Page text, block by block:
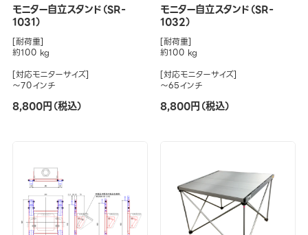
モニター自立スタンド（SR-
1031）
[耐荷重]
約100 kg
[対応モニターサイズ]
～70インチ
8,800円（税込）
モニター自立スタンド（SR-
1032）
[耐荷重]
約100 kg
[対応モニターサイズ]
～65インチ
8,800円（税込）